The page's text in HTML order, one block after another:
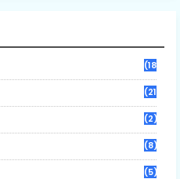
(184)
(21)
(2)
(8)
(5)